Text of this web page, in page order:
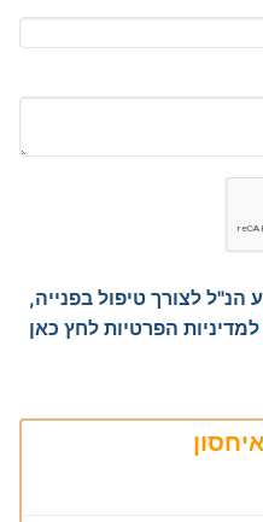
לצורך טיפול בפנייה,